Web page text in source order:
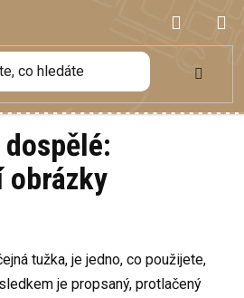
KOŠÍK
obrázky
tužka, je jedno, co použijete,
je propsaný, protlačený